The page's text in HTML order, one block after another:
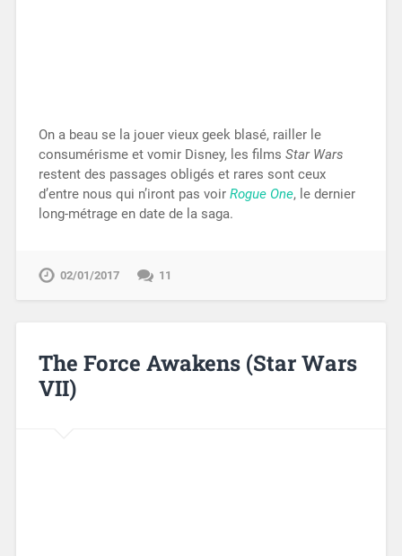
On a beau se la jouer vieux geek blasé, railler le
consumérisme et vomir Disney, les films Star Wars
restent des passages obligés et rares sont ceux
d’entre nous qui n’iront pas voir Rogue One, le dernier
long-métrage en date de la saga.
02/01/2017 11
The Force Awakens (Star Wars
VII)